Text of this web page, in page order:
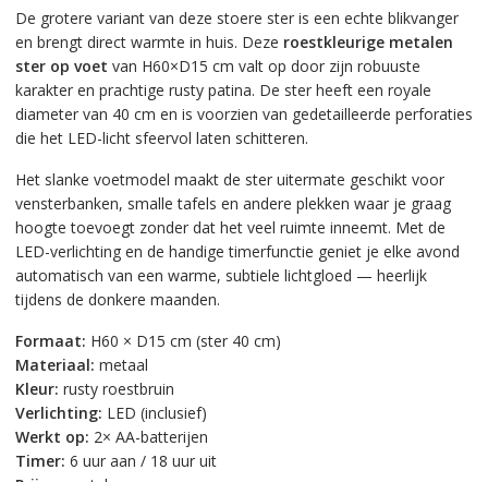
De grotere variant van deze stoere ster is een echte blikvanger
en brengt direct warmte in huis. Deze roestkleurige metalen
ster op voet van H60×D15 cm valt op door zijn robuuste
karakter en prachtige rusty patina. De ster heeft een royale
diameter van 40 cm en is voorzien van gedetailleerde perforaties
die het LED-licht sfeervol laten schitteren.
Het slanke voetmodel maakt de ster uitermate geschikt voor
vensterbanken, smalle tafels en andere plekken waar je graag
hoogte toevoegt zonder dat het veel ruimte inneemt. Met de
LED-verlichting en de handige timerfunctie geniet je elke avond
automatisch van een warme, subtiele lichtgloed — heerlijk
tijdens de donkere maanden.
Formaat: H60 × D15 cm (ster 40 cm)
Materiaal: metaal
Kleur: rusty roestbruin
Verlichting: LED (inclusief)
Werkt op: 2× AA-batterijen
Timer: 6 uur aan / 18 uur uit